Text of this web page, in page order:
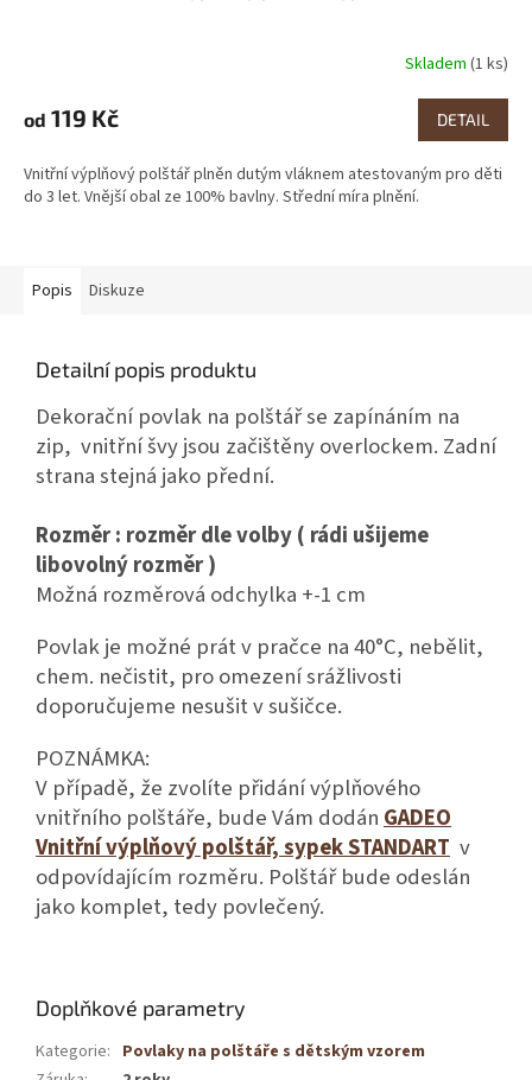
produktu
je
z
5
Skladem(1 ks)
od 119 Kč DETAIL
Vnitřní výplňový polštář plněn dutým vláknem atestovaným pro děti
do 3 let. Vnější obal ze 100% bavlny. Střední míra plnění.
Popis Diskuze
Detailní popis produktu
Dekorační povlak na polštář se zapínáním na
zip, vnitřní švy jsou začištěny overlockem. Zadní
strana stejná jako přední.
Rozměr : rozměr dle volby ( rádi ušijeme
libovolný rozměr )
Možná rozměrová odchylka +-1 cm
Povlak je možné prát v pračce na 40°C, nebělit,
chem. nečistit, pro omezení srážlivosti
doporučujeme nesušit v sušičce.
POZNÁMKA:
V případě, že zvolíte přidání výplňového
vnitřního polštáře, bude Vám dodán GADEO
Vnitřní výplňový polštář, sypek STANDART v
odpovídajícím rozměru. Polštář bude odeslán
jako komplet, tedy povlečený.
Doplňkové parametry
Kategorie: Povlaky na polštáře s dětským vzorem